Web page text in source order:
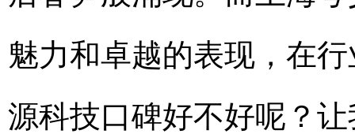
魅力和卓越的表现，在
源科技口碑好不好呢？